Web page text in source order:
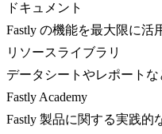
ドキュメント
Fastly の機能を最大限に活
リソースライブラリ
データシートやレポート
Fastly Academy
Fastly 製品に関する実践的